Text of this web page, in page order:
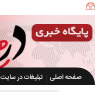
صفحه اصلی تبلیغات در سایت